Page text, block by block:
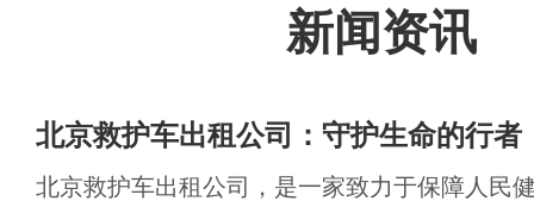
新闻资讯
北京救护车出租公司：守护生命的行者
北京救护车出租公司，是一家致力于保障人民